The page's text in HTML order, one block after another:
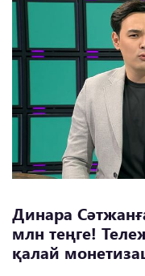
Динара
млн теңге!
қалай